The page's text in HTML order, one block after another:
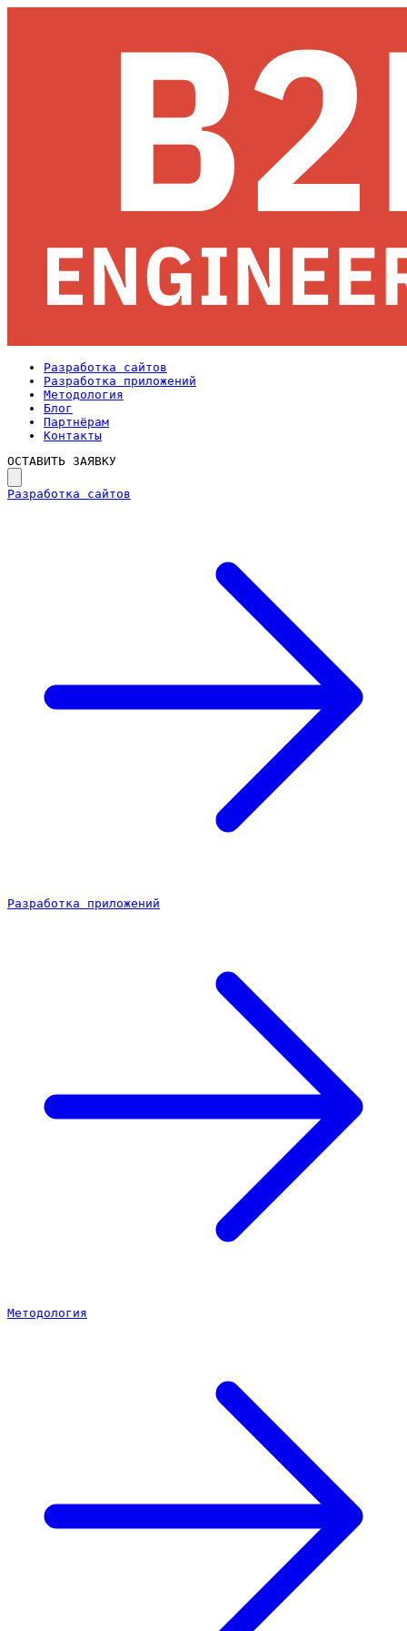
Разработка сайтов
Разработка приложений
Методология
Блог
Партнёрам
Контакты
ОСТАВИТЬ ЗАЯВКУ
Разработка сайтов
Разработка приложений
Методология